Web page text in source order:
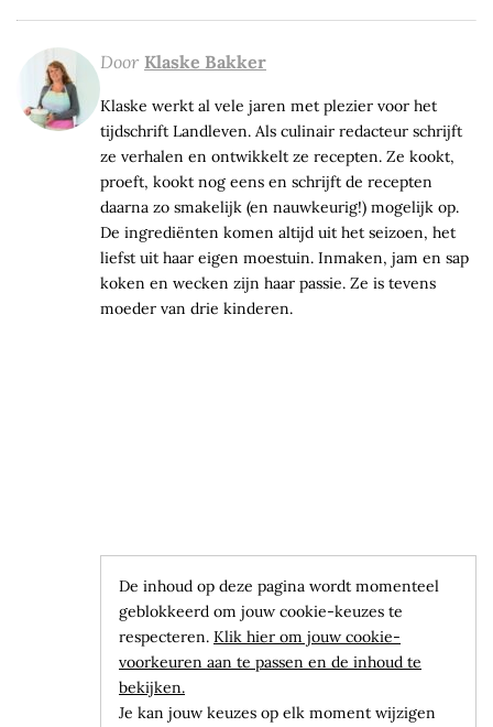
Door Klaske Bakker
Klaske werkt al vele jaren met plezier voor het
tijdschrift Landleven. Als culinair redacteur schrijft
ze verhalen en ontwikkelt ze recepten. Ze kookt,
proeft, kookt nog eens en schrijft de recepten
daarna zo smakelijk (en nauwkeurig!) mogelijk op.
De ingrediënten komen altijd uit het seizoen, het
liefst uit haar eigen moestuin. Inmaken, jam en sap
koken en wecken zijn haar passie. Ze is tevens
moeder van drie kinderen.
De inhoud op deze pagina wordt momenteel
geblokkeerd om jouw cookie-keuzes te
respecteren. Klik hier om jouw cookie-
voorkeuren aan te passen en de inhoud te
bekijken.
Je kan jouw keuzes op elk moment wijzigen